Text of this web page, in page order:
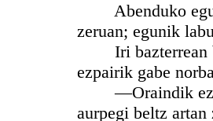
Abenduko egun
zeruan; egunik
Iri bazterrean bi
ezpairik gabe
—Oraindik eztuk
aurpegi beltz